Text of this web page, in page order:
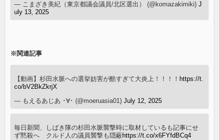
— こまざき美紀（東京都議会議員/北区選出） (@komazakimiki)J
uly 13, 2025
※関連記事
【動画】杉田水脈への選挙妨害が酷すぎて大炎上！！！！ https://t.
co/bV2BkZkrjX
— もえるあじあ ･∀･ (@moeruasia01)July 12, 2025
毎日新聞、しばき隊の杉田水脈襲撃時に取材しているも記事にせ
ず黙殺へ クルド人の議員襲撃も隠蔽https://t.co/x6FYfdBCq4